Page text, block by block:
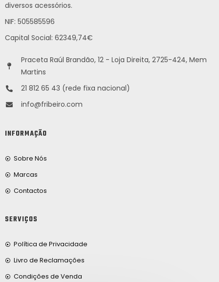
diversos acessórios.
NIF: 505585596
Capital Social: 62349,74€
Praceta Raúl Brandão, 12 - Loja Direita, 2725-424, Mem
Martins
21 812 65 43 (rede fixa nacional)
info@fribeiro.com
INFORMAÇÃO
Sobre Nós
Marcas
Contactos
SERVIÇOS
Política de Privacidade
Livro de Reclamações
Condições de Venda